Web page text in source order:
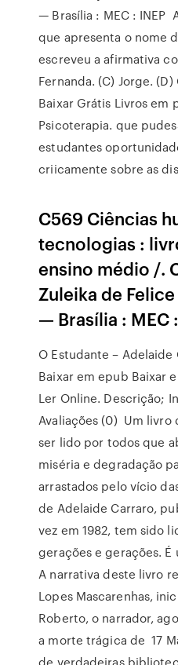
— Brasília : MEC : INEP
que apresenta o nome
escreveu a afirmativa
Fernanda. (C) Jorge. (D)
Baixar Grátis Livros em
Psicoterapia. que
estudantes
criicamente sobre as
C569 Ciências
tecnologias :
ensino médio /.
Zuleika de
— Brasília : MEC
O Estudante – Adelaide
Baixar em epub Baixar
Ler Online. Descrição;
Avaliações (0) Um livro
ser lido por todos que
miséria e degradação
arrastados pelo vício
de Adelaide Carraro,
vez em 1982, tem sido
gerações e gerações.
A narrativa deste livro
Lopes Mascarenhas,
Roberto, o narrador,
a morte trágica de 17
de verdadeiras